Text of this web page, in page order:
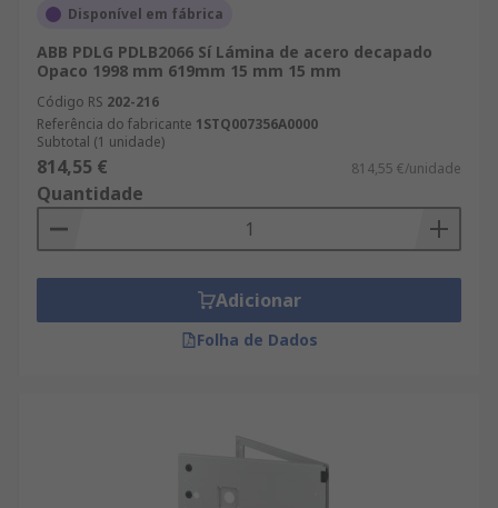
Disponível em fábrica
ABB PDLG PDLB2066 Sí Lámina de acero decapado
Opaco 1998 mm 619mm 15 mm 15 mm
Código RS 202-216
Referência do fabricante 1STQ007356A0000
Subtotal (1 unidade)
814,55 € 814,55 €/unidade
Quantidade
Adicionar
Folha de Dados